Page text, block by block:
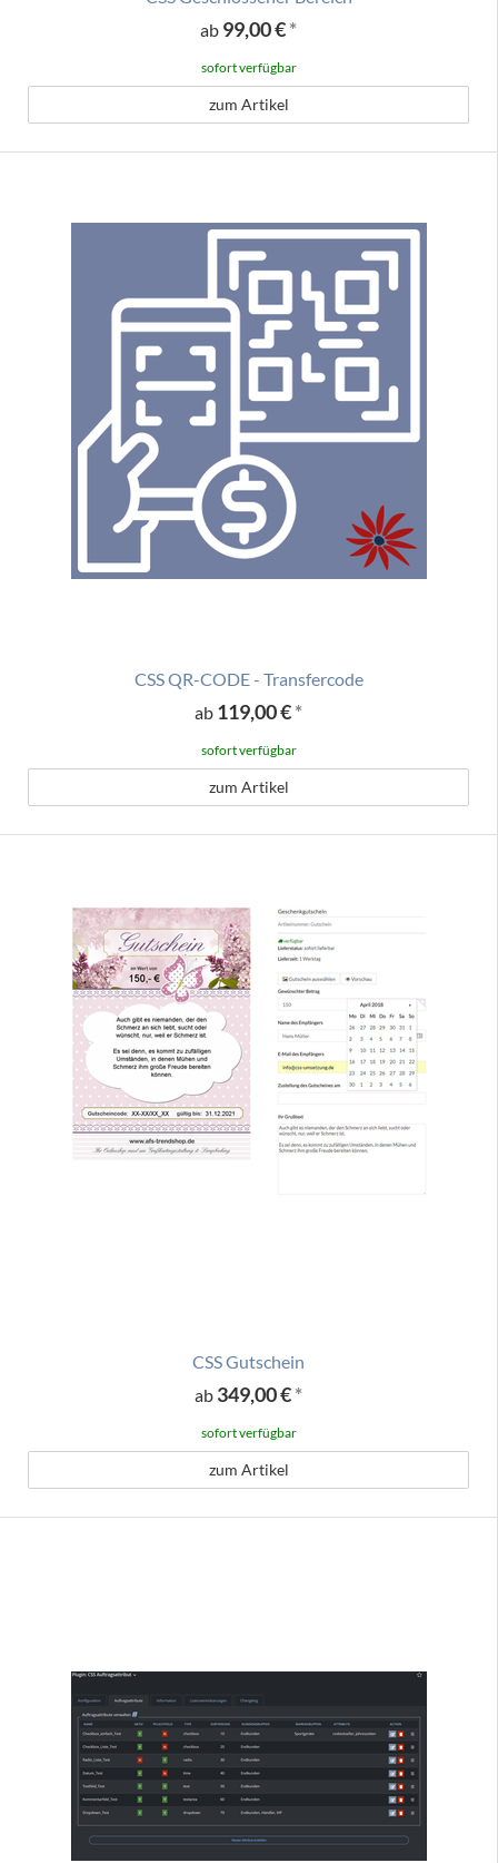
ab 99,00 €*
sofort verfügbar
zum Artikel
CSS QR-CODE - Transfercode
ab 119,00 €*
sofort verfügbar
zum Artikel
CSS Gutschein
ab 349,00 €*
sofort verfügbar
zum Artikel